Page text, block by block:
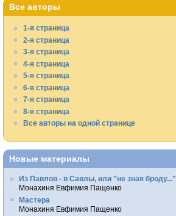
Все авторы
1-я страница
2-я страница
3-я страница
4-я страница
5-я страница
6-я страница
7-я страница
8-я страница
Все авторы на одной странице
Новые материалы
Из Павлов - в Савлы, или "не зная броду..."
Монахиня Евфимия Пащенко
Мастера
Монахиня Евфимия Пащенко